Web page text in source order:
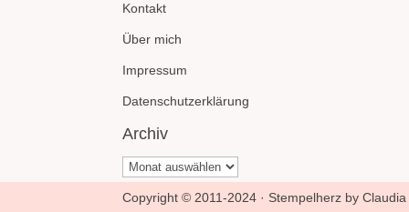
Kontakt
Über mich
Impressum
Datenschutzerklärung
Archiv
Archiv
Copyright © 2011-2024 · Stempelherz by